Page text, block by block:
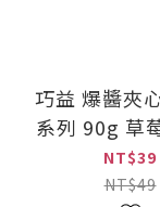
巧益 爆醬夾
系列 90g 草
藍莓
NT$39
NT$49